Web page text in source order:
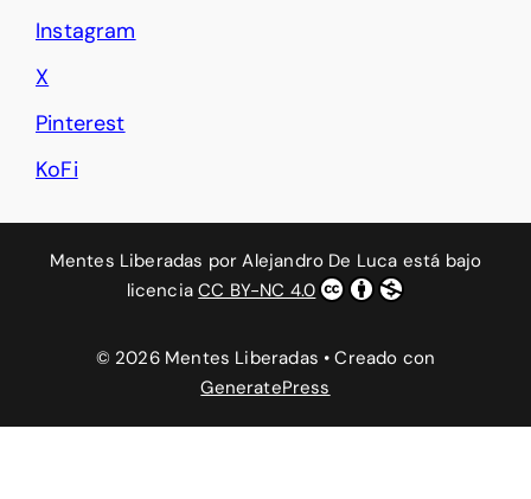
Instagram
X
Pinterest
KoFi
Mentes Liberadas porAlejandro De Luca está bajo
licenciaCC BY-NC 4.0
© 2026 Mentes Liberadas • Creado con
GeneratePress